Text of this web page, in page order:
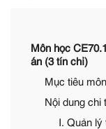
Môn học
án (3 tín chỉ)
Mục tiêu
Nội dung chi
I. Quản